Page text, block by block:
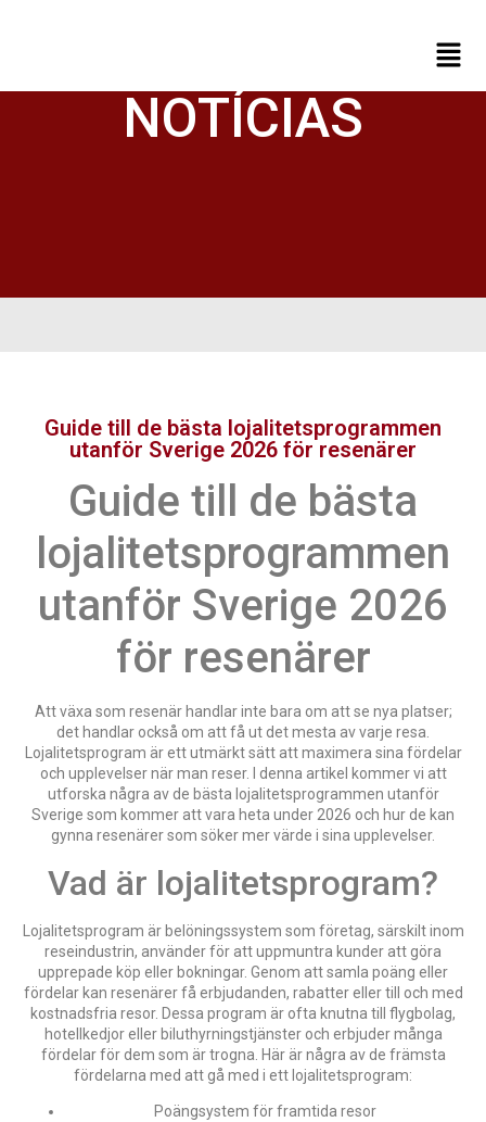
NOTÍCIAS
Guide till de bästa lojalitetsprogrammen
utanför Sverige 2026 för resenärer
Guide till de bästa
lojalitetsprogrammen
utanför Sverige 2026
för resenärer
Att växa som resenär handlar inte bara om att se nya platser;
det handlar också om att få ut det mesta av varje resa.
Lojalitetsprogram är ett utmärkt sätt att maximera sina fördelar
och upplevelser när man reser. I denna artikel kommer vi att
utforska några av de bästa lojalitetsprogrammen utanför
Sverige som kommer att vara heta under 2026 och hur de kan
gynna resenärer som söker mer värde i sina upplevelser.
Vad är lojalitetsprogram?
Lojalitetsprogram är belöningssystem som företag, särskilt inom
reseindustrin, använder för att uppmuntra kunder att göra
upprepade köp eller bokningar. Genom att samla poäng eller
fördelar kan resenärer få erbjudanden, rabatter eller till och med
kostnadsfria resor. Dessa program är ofta knutna till flygbolag,
hotellkedjor eller biluthyrningstjänster och erbjuder många
fördelar för dem som är trogna. Här är några av de främsta
fördelarna med att gå med i ett lojalitetsprogram:
Poängsystem för framtida resor